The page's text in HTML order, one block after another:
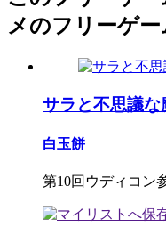
メのフリーゲー
サラと不思議な
白玉餅
第10回ウディコン